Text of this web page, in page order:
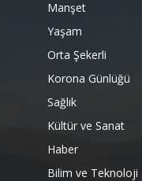
Manşet
Yaşam
Orta Şekerli
Korona Günlüğü
Sağlık
Kültür ve Sanat
Haber
Bilim ve Teknoloji